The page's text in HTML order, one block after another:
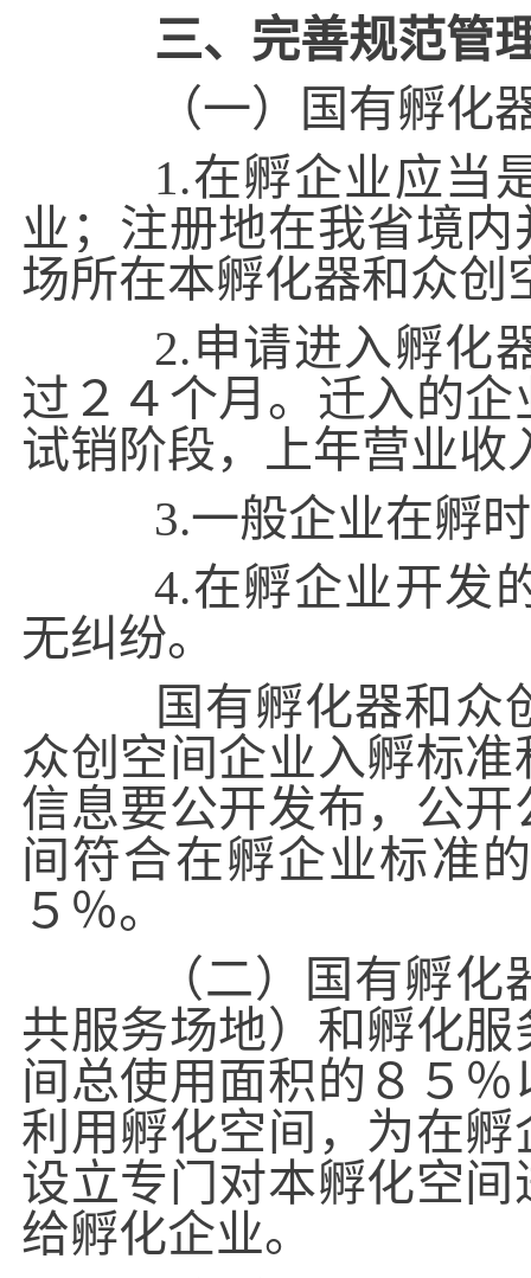
三、完善规范管
（一）国有孵化器
1.在孵企业应当是
业；注册地在我省境
场所在本孵化器和众创
2.申请进入孵化器
过２４个月。迁入的
试销阶段，上年营业收
3.一般企业在孵时
4.在孵企业开发的
无纠纷。
国有孵化器和众创
众创空间企业入孵标
信息要公开发布，公
间符合在孵企业标准
５％。
（二）国有孵化器
共服务场地）和孵化
间总使用面积的８５
利用孵化空间，为在
设立专门对本孵化空
给孵化企业。